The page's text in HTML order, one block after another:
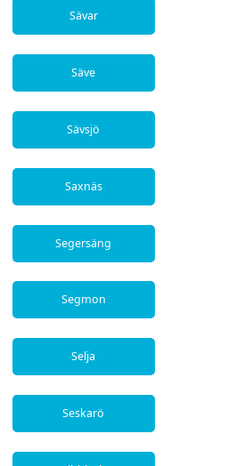
Sävar
Säve
Sävsjö
Saxnäs
Segersäng
Segmon
Selja
Seskarö